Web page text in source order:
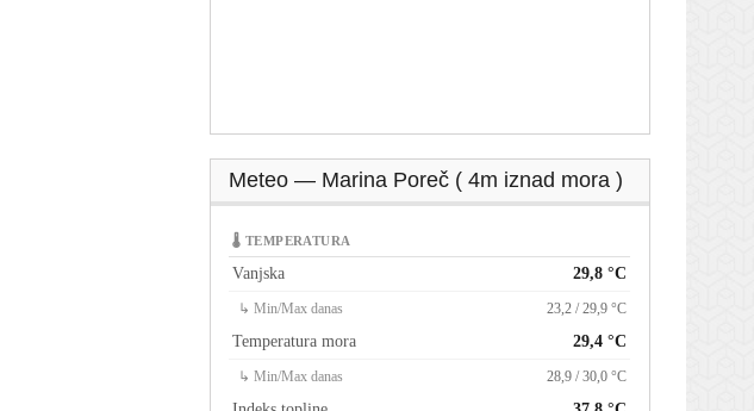
Meteo — Marina Poreč ( 4m iznad mora )
🌡 TEMPERATURA
Vanjska 29,8 °C
↳ Min/Max danas 23,2 / 29,9 °C
Temperatura mora 29,4 °C
↳ Min/Max danas 28,9 / 30,0 °C